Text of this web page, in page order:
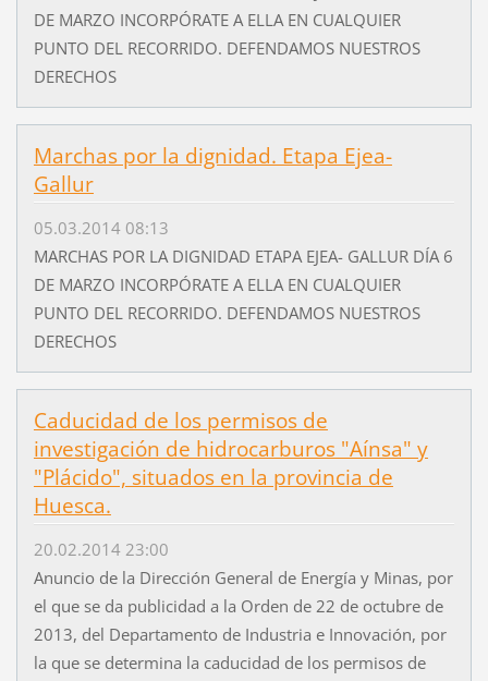
DE MARZO INCORPÓRATE A ELLA EN CUALQUIER
PUNTO DEL RECORRIDO. DEFENDAMOS NUESTROS
DERECHOS
Marchas por la dignidad. Etapa Ejea-
Gallur
05.03.2014 08:13
MARCHAS POR LA DIGNIDAD ETAPA EJEA- GALLUR DÍA 6
DE MARZO INCORPÓRATE A ELLA EN CUALQUIER
PUNTO DEL RECORRIDO. DEFENDAMOS NUESTROS
DERECHOS
Caducidad de los permisos de
investigación de hidrocarburos "Aínsa" y
"Plácido", situados en la provincia de
Huesca.
20.02.2014 23:00
Anuncio de la Dirección General de Energía y Minas, por
el que se da publicidad a la Orden de 22 de octubre de
2013, del Departamento de Industria e Innovación, por
la que se determina la caducidad de los permisos de